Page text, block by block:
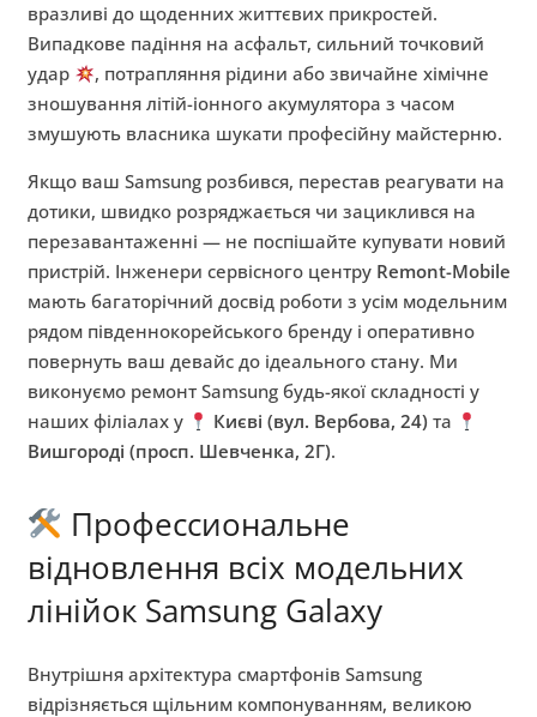
вразливі до щоденних життєвих прикростей.
Випадкове падіння на асфальт, сильний точковий
удар
, потрапляння рідини або звичайне хімічне
зношування літій-іонного акумулятора з часом
змушують власника шукати професійну майстерню.
Якщо ваш Samsung розбився, перестав реагувати на
дотики, швидко розряджається чи зациклився на
перезавантаженні — не поспішайте купувати новий
пристрій. Інженери сервісного центру Remont-Mobile
мають багаторічний досвід роботи з усім модельним
рядом південнокорейського бренду і оперативно
повернуть ваш девайс до ідеального стану. Ми
виконуємо ремонт Samsung будь-якої складності у
наших філіалах у
Києві (вул. Вербова, 24)та
Вишгороді (просп. Шевченка, 2Г).
Профессиональне
відновлення всіх модельних
лінійок Samsung Galaxy
Внутрішня архітектура смартфонів Samsung
відрізняється щільним компонуванням, великою